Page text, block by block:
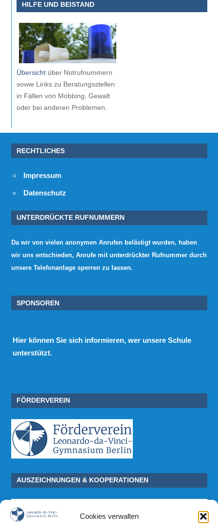
Cookies verwalten
HILFE UND BEISTAND
Übersichtüber Notrufnummern
sowie Links zu Beratungsstellen
in Fällen von Mobbing, Gewalt
oder bei anderen Problemen.
RECHTLICHES
Impressum
Datenschutz
UNTERDRÜCKTE RUFNUMMERN
Da wir von vielen anonymen Anrufen belästigt wurden, haben
wir uns entschieden, Anrufe mit unterdrückter Rufnummer durch
unsere Telefonanlage sperren zu lassen.
SPONSOREN
Hier können Sie sich informieren, wer unsere Schule
unterstützt.
FÖRDERVEREIN
AUSZEICHNUNGEN & KOOPERATIONEN